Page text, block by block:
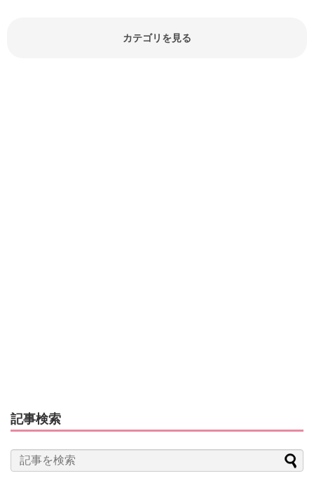
カテゴリを見る
記事検索